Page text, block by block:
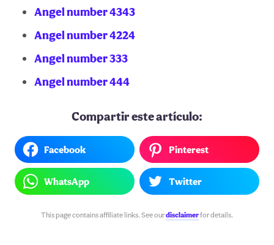
Angel number 4343
Angel number 4224
Angel number 333
Angel number 444
Compartir este artículo:
Facebook Pinterest
WhatsApp Twitter
This page contains affiliate links. See ourdisclaimerfor details.